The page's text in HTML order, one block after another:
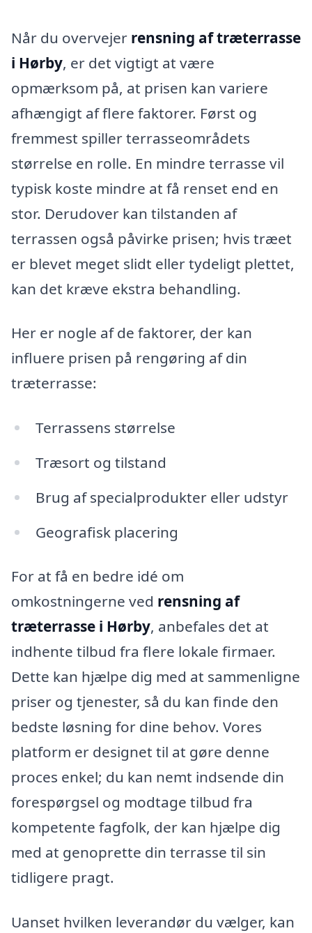
Når du overvejer rensning af træterrasse
i Hørby, er det vigtigt at være
opmærksom på, at prisen kan variere
afhængigt af flere faktorer. Først og
fremmest spiller terrasseområdets
størrelse en rolle. En mindre terrasse vil
typisk koste mindre at få renset end en
stor. Derudover kan tilstanden af
terrassen også påvirke prisen; hvis træet
er blevet meget slidt eller tydeligt plettet,
kan det kræve ekstra behandling.
Her er nogle af de faktorer, der kan
influere prisen på rengøring af din
træterrasse:
Terrassens størrelse
Træsort og tilstand
Brug af specialprodukter eller udstyr
Geografisk placering
For at få en bedre idé om
omkostningerne ved rensning af
træterrasse i Hørby, anbefales det at
indhente tilbud fra flere lokale firmaer.
Dette kan hjælpe dig med at sammenligne
priser og tjenester, så du kan finde den
bedste løsning for dine behov. Vores
platform er designet til at gøre denne
proces enkel; du kan nemt indsende din
forespørgsel og modtage tilbud fra
kompetente fagfolk, der kan hjælpe dig
med at genoprette din terrasse til sin
tidligere pragt.
Uanset hvilken leverandør du vælger, kan